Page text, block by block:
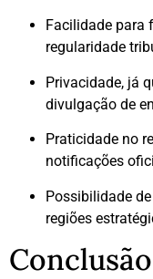
Facilidade para
regularidade
Privacidade, já
divulgação de
Praticidade no
notificações
Possibilidade
regiões
Conclusão